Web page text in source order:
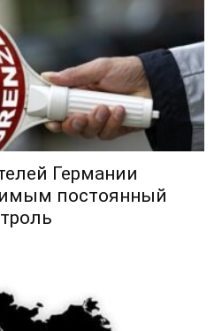
Германии
постоянный